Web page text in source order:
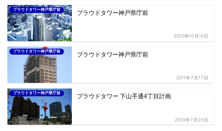
プラウドタワー神戸県庁前 プラウドタワー神戸県庁前
2010年10月16日
プラウドタワー神戸県庁前 プラウドタワー神戸県庁前
2011年7月17日
プラウドタワー神戸県庁前 プラウドタワー 下山手通4丁目計画
2010年7月24日